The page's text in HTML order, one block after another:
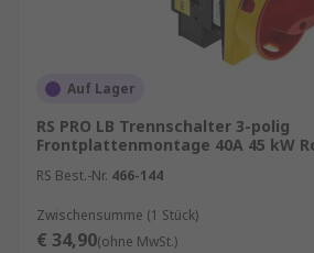
Auf Lager
RS PRO LB Trennschalter 3-polig
Frontplattenmontage 40A 45 kW
RS Best.-Nr. 466-144
Zwischensumme (1 Stück)
€ 34,90(ohne MwSt.)